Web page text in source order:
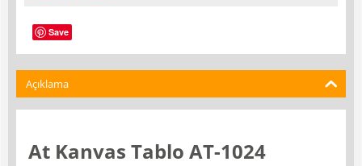
Save
Açıklama
At Kanvas Tablo AT-1024